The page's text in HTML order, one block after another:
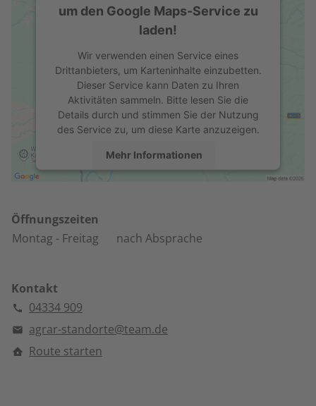
um den Google Maps-Service zu
laden!
Wir verwenden einen Service eines
Drittanbieters, um Karteninhalte einzubetten.
Dieser Service kann Daten zu Ihren
Aktivitäten sammeln. Bitte lesen Sie die
Details durch und stimmen Sie der Nutzung
des Service zu, um diese Karte anzuzeigen.
Mehr Informationen
powered by
Management Platform
Öffnungszeiten
Montag - Freitag nach Absprache
Kontakt
04334 909
agrar-standorte@team.de
Route starten